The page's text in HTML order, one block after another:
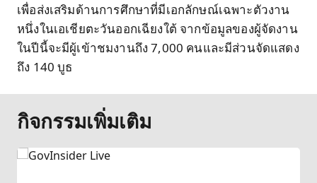
เพื่อส่งเสริมด้านการศึกษาที่มีเอกลักษณ์เฉพาะตัวงาน
หนึ่งในเอเชียตะวันออกเฉียงใต้ จากข้อมูลของผู้จัดงาน
ในปีนี้จะมีผู้เข้าชมงานถึง 7,000 คนและมีส่วนจัดแสดง
ถึง 140 บูธ
กิจกรรมเพิ่มเติม